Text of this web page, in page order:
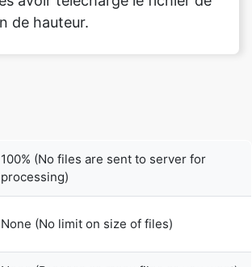
None (No limit on size of files)
None (Process as many files as you want)